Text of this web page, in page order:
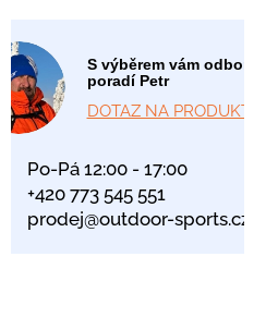
S výběrem vám odborně
poradí Petr
DOTAZ NA PRODUKT
Po-Pá 12:00 - 17:00
+420 773 545 551
prodej@outdoor-sports.cz